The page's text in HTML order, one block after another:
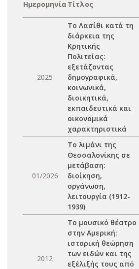
Ημερομηνία Τίτλος
2025
Το Λασίθι κατά τη
διάρκεια της
Κρητικής
Πολιτείας:
εξετάζοντας
δημογραφικά,
κοινωνικά,
διοικητικά,
εκπαιδευτικά και
οικονομικά
χαρακτηριστικά
01/2026
Το λιμάνι της
Θεσσαλονίκης σε
μετάβαση:
διοίκηση,
οργάνωση,
λειτουργία (1912-
1939)
2012
Το μουσικό θέατρο
στην Αμερική:
ιστορική θεώρηση
των ειδών και της
εξέλιξής τους από